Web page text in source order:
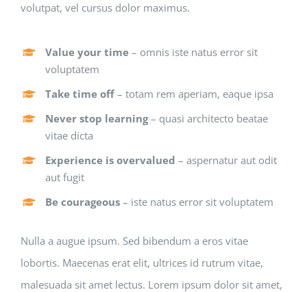
volutpat, vel cursus dolor maximus.
Value your time – omnis iste natus error sit
voluptatem
Take time off – totam rem aperiam, eaque ipsa
Never stop learning– quasi architecto beatae
vitae dicta
Experience is overvalued – aspernatur aut odit
aut fugit
Be courageous – iste natus error sit voluptatem
Nulla a augue ipsum. Sed bibendum a eros vitae
lobortis. Maecenas erat elit, ultrices id rutrum vitae,
malesuada sit amet lectus. Lorem ipsum dolor sit amet,